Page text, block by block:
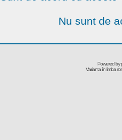
Nu sunt de
Powered by
Varianta în limba